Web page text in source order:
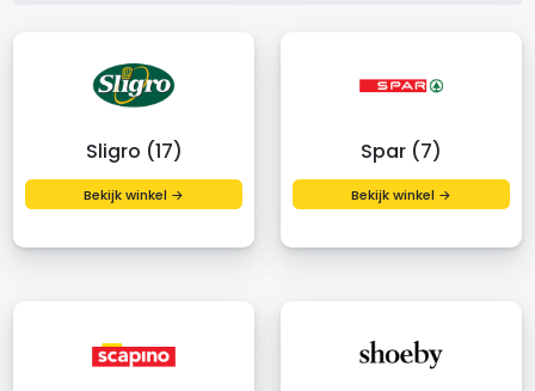
Sligro (17)
Bekijk winkel →
Spar (7)
Bekijk winkel →